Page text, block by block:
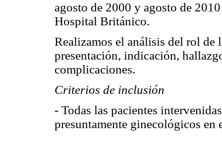
agosto de 2000 y agosto de
Hospital Británico.
Realizamos el análisis del rol
presentación, indicación,
complicaciones.
Criterios de inclusión
- Todas las pacientes
presuntamente ginecológicos en